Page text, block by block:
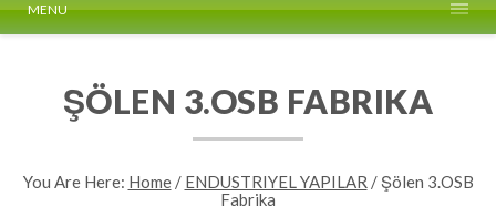
MENU
ŞÖLEN 3.OSB FABRIKA
You Are Here: Home/ ENDUSTRIYEL YAPILAR /Şölen 3.OSB
Fabrika